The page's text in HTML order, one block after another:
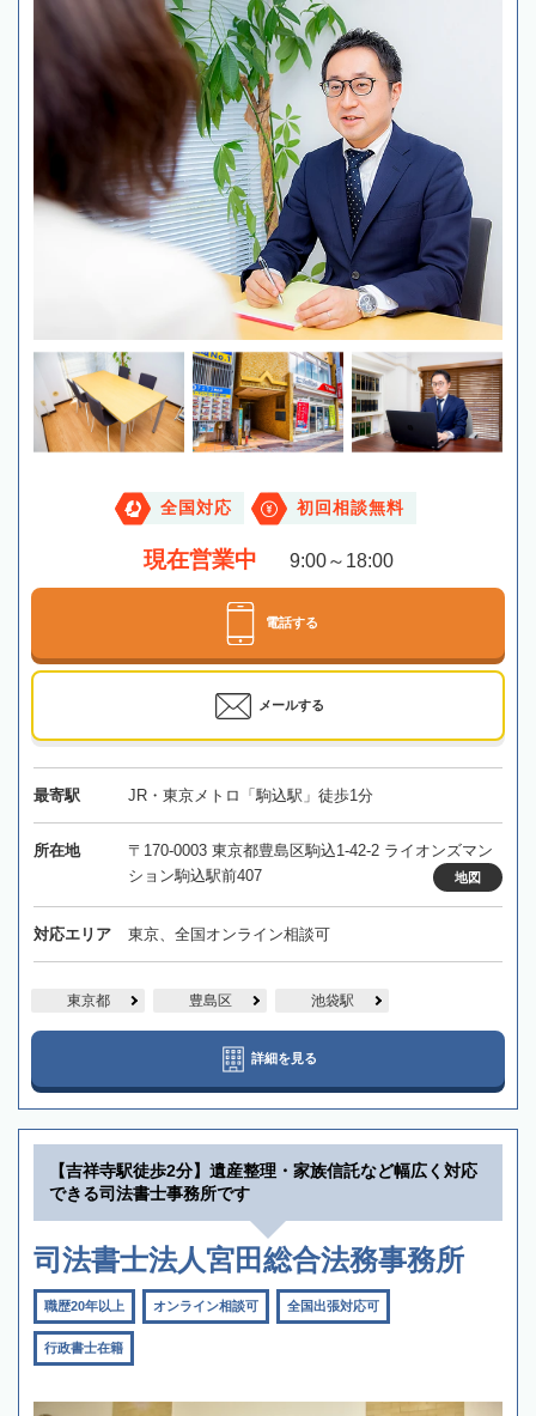
全国対応 初回相談無料
現在営業中 9:00～18:00
電話する
メールする
最寄駅 JR・東京メトロ「駒込駅」徒歩1分
所在地
〒170-0003 東京都豊島区駒込1-42-2 ライオンズマン
ション駒込駅前407
地図
対応エリア 東京、全国オンライン相談可
東京都 豊島区 池袋駅
詳細を見る
【吉祥寺駅徒歩2分】遺産整理・家族信託など幅広く対応
できる司法書士事務所です
司法書士法人宮田総合法務事務所
職歴20年以上 オンライン相談可 全国出張対応可
行政書士在籍